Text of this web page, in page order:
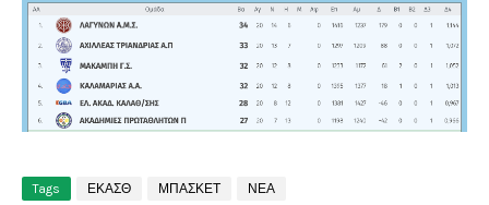
Tags ΕΚΑΣΘ ΜΠΑΣΚΕΤ ΝΕΑ